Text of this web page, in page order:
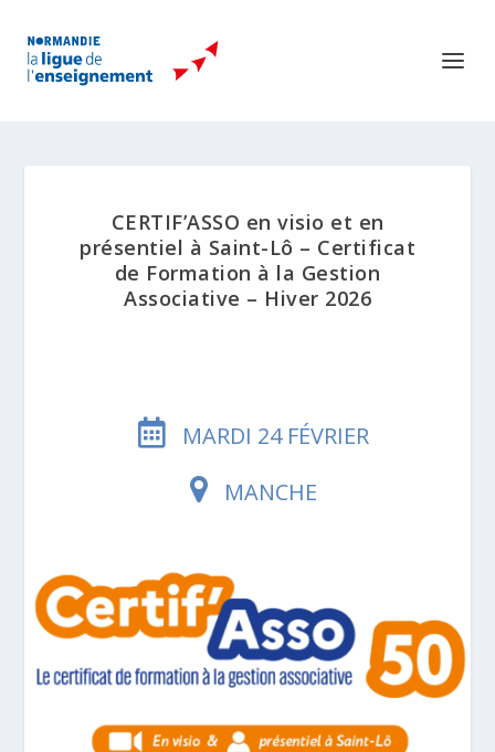
CERTIF’ASSO en visio et en
présentiel à Saint-Lô – Certificat
de Formation à la Gestion
Associative – Hiver 2026
MARDI 24 FÉVRIER
MANCHE